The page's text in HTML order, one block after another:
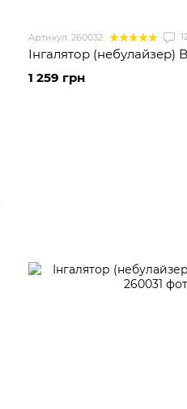
Артикул: 260032
Інгалятор (небулайзер)
1 259 грн